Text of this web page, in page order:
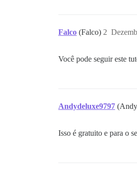
Falco (Falco) 2
Você pode seguir este
Andydeluxe9797
Isso é gratuito e para o